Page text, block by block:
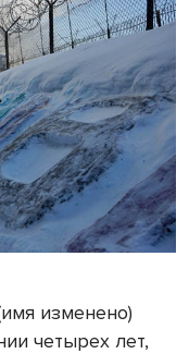
изменено)
четырех лет,